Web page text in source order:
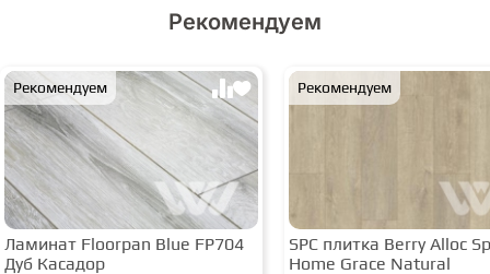
Рекомендуем
Рекомендуем
Ламинат Floorpan Blue FP704
Дуб Касадор
Рекомендуем
SPC плитка Berry Alloc
Home Grace Natural